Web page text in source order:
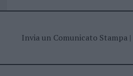
Invia un Comunicato Stampa|